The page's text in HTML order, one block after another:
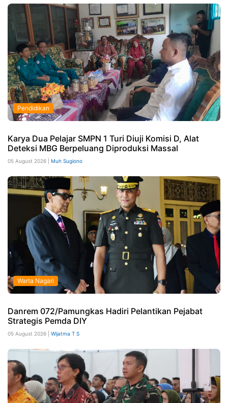
Pendidikan
Karya Dua Pelajar SMPN 1 Turi Diuji Komisi D, Alat
Deteksi MBG Berpeluang Diproduksi Massal
05 August 2026 | Muh Sugiono
Warta Nagari
Danrem 072/Pamungkas Hadiri Pelantikan Pejabat
Strategis Pemda DIY
05 August 2026 | Wijatma T S